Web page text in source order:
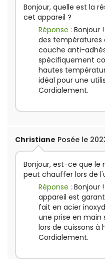
Bonjour, quelle est la
cet appareil ?
Réponse : Bonjour
des températures
couche anti-
spécifiquement
hautes
idéal pour une
Cordialement.
Christiane Posée le
Bonjour, est-ce que le
peut chauffer lors de
Réponse : Bonjour
appareil est
fait en acier
une prise en
lors de cuissons
Cordialement.